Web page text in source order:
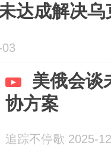
达成解决
美俄会谈
协方案
追踪不停歇 2025-